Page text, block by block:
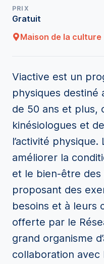
PRIX
Gratuit
Maison de la culture
Viactive est un
physiques destiné
de 50 ans et plus,
kinésiologues et
l’activité
améliorer la
et le bien-être
proposant des
besoins et à leurs
offerte par le
grand organisme
collaboration avec